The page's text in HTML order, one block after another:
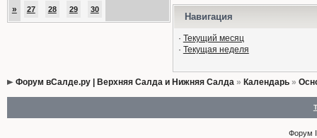
» 27 28 29 30
Навигация
· Текущий месяц
· Текущая неделя
Форум вСалде.ру | Верхняя Салда и Нижняя Салда» Календарь»
Форум